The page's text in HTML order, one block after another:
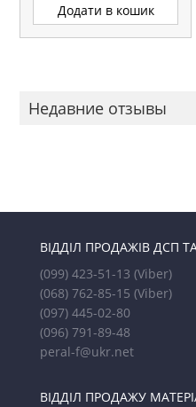
Додати в кошик
Недавние отзывы
ВІДДІЛ ПРОДАЖІВ ДСП
(099) 423-51-13 (Viber)
(068) 762-85-15 (Viber)
(097) 445-02-80
(096) 791-89-48
peral-f@ukr.net
ВІДДІЛ ПРОДАЖУ